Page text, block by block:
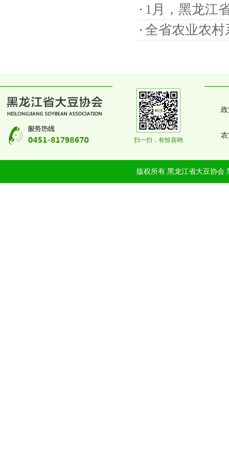
1月，黑龙江
全省农业农村
扫一扫，有惊喜哟
版权所有 黑龙江省大豆协会